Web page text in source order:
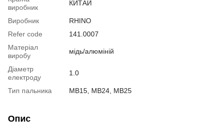
виробник
КИТАЙ
Виробник
RHINO
Refer code
141.0007
Матеріал
виробу
мідь/алюміній
Діаметр
електроду
1.0
Тип пальника MB15, MB24, MB25
Опис